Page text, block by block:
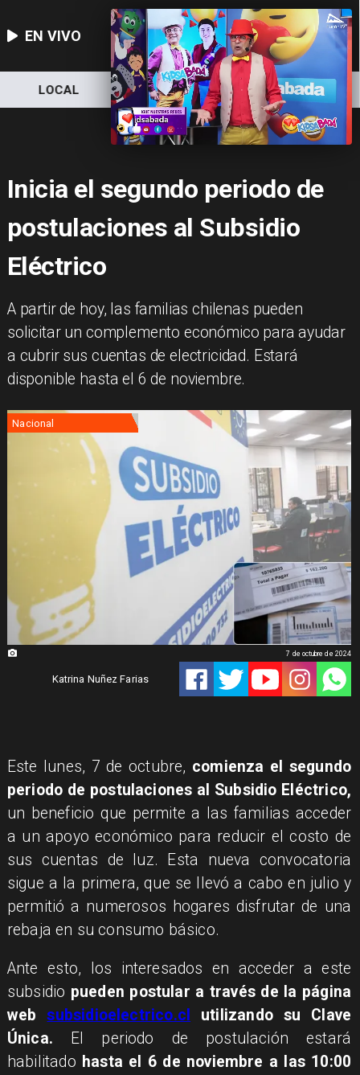
EN VIVO
LOCAL NACIONAL DEPORTES
Inicia el segundo periodo de
postulaciones al Subsidio
Eléctrico
​A partir de hoy, las familias chilenas pueden
solicitar un complemento económico para ayudar
a cubrir sus cuentas de electricidad. Estará
disponible hasta el 6 de noviembre.
Nacional
Katrina Nuñez Farias
7 de octubre de 2024
Este lunes, 7 de octubre, comienza el segundo
periodo de postulaciones al Subsidio Eléctrico,
un beneficio que permite a las familias acceder
a un apoyo económico para reducir el costo de
sus cuentas de luz. Esta nueva convocatoria
sigue a la primera, que se llevó a cabo en julio y
permitió a numerosos hogares disfrutar de una
rebaja en su consumo básico.
Ante esto, los interesados en acceder a este
subsidio pueden postular a través de la página
websubsidioelectrico.cl
utilizando su Clave
Única. El periodo de postulación estará
habilitado hasta el 6 de noviembre a las 10:00